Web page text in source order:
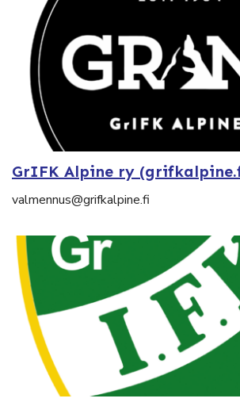
GrIFK Alpine ry
valmennus@grifkalpine.fi